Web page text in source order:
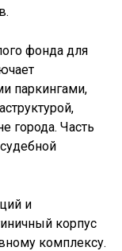
фонда для
паркингами,
города. Часть
и
корпус
комплексу.